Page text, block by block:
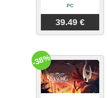
PC
39.49 €
-38%